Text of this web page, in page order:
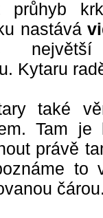
průhyb
nastává
Kytaru
také
Tam
právě
to